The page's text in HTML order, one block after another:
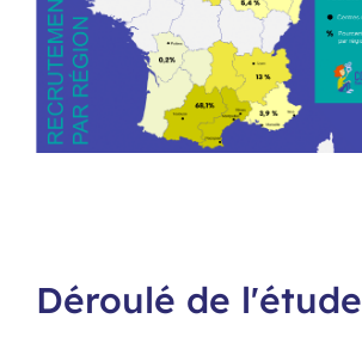
Déroulé de l'étude